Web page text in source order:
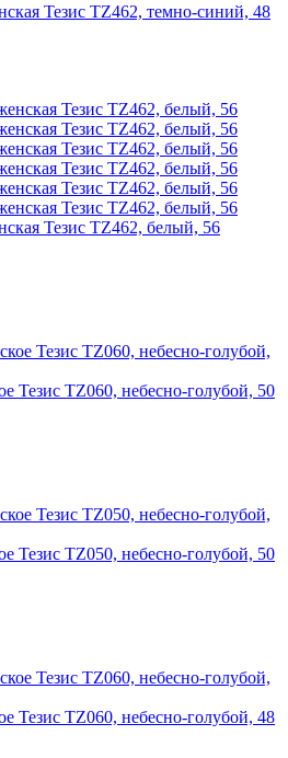
Тезис TZ462, темно-синий, 48
Тезис TZ462, белый, 56
Тезис TZ060, небесно-голубой, 50
Тезис TZ050, небесно-голубой, 50
Тезис TZ060, небесно-голубой, 48